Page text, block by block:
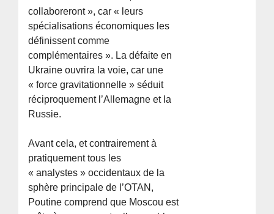
collaboreront », car « leurs
spécialisations économiques les
définissent comme
complémentaires ». La défaite en
Ukraine ouvrira la voie, car une
« force gravitationnelle » séduit
réciproquement l’Allemagne et la
Russie.
Avant cela, et contrairement à
pratiquement tous les
« analystes » occidentaux de la
sphère principale de l’OTAN,
Poutine comprend que Moscou est